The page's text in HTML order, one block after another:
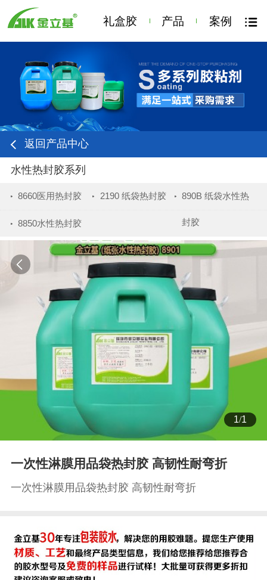
礼盒胶 产品 案例
返回产品中心
水性热封胶系列
8660医用热封胶 2190 纸袋热封胶 890B 纸袋水性热
封胶
8850水性热封胶
1/1
一次性淋膜用品袋热封胶 高韧性耐弯折
一次性淋膜用品袋热封胶 高韧性耐弯折